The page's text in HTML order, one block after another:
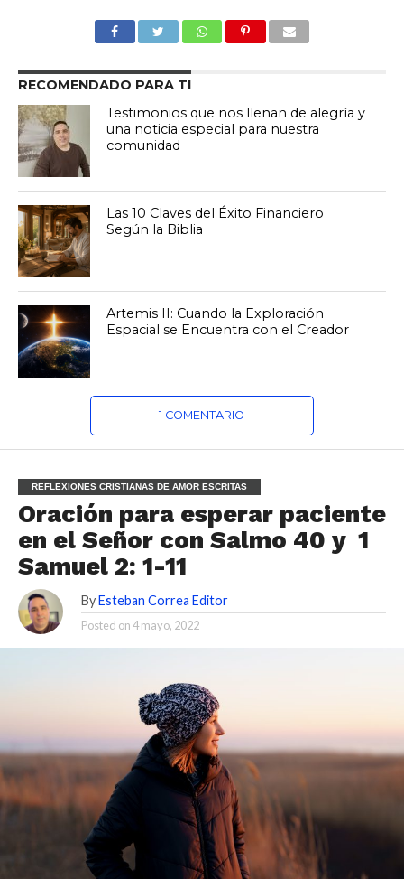
RECOMENDADO PARA TI
Testimonios que nos llenan de alegría y
una noticia especial para nuestra
comunidad
Las 10 Claves del Éxito Financiero
Según la Biblia
Artemis II: Cuando la Exploración
Espacial se Encuentra con el Creador
1 COMENTARIO
REFLEXIONES CRISTIANAS DE AMOR ESCRITAS
Oración para esperar paciente
en el Señor con Salmo 40 y 1
Samuel 2: 1-11
By Esteban Correa Editor
Posted on4 mayo, 2022